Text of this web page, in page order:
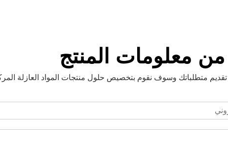
معلومات المنتج
متطلباتك وسوف نقوم بتخصيص حلول منتجات المواد العازلة